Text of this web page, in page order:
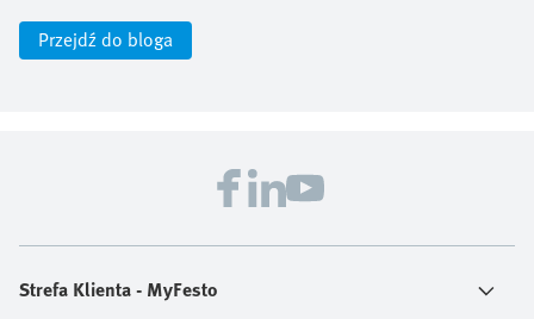
Przejdź do bloga
Strefa Klienta - MyFesto